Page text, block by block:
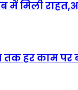
में मिली
तक हर काम